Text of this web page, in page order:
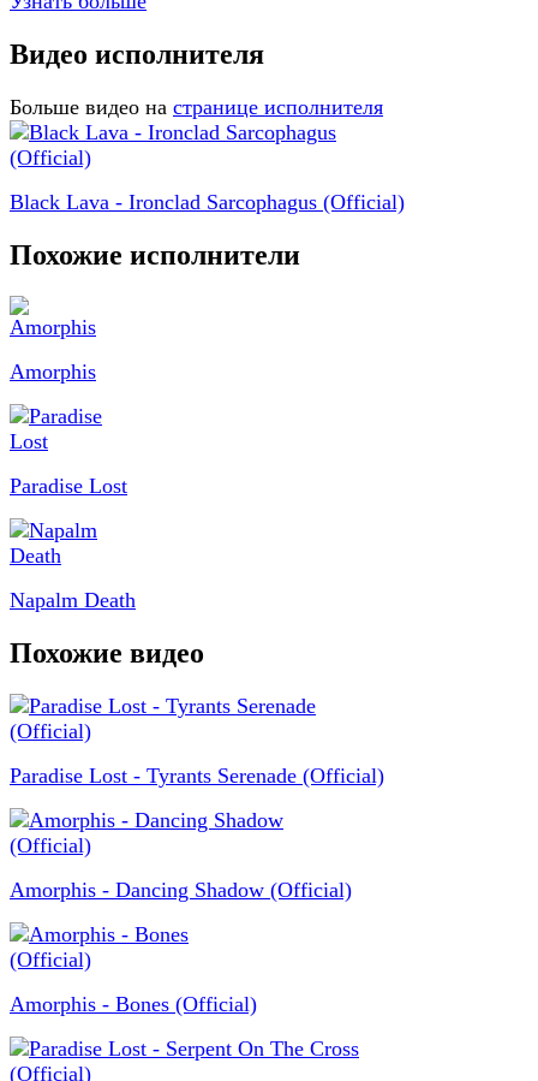
Видео исполнителя
Больше видео на странице исполнителя
Black Lava - Ironclad Sarcophagus (Official)
Похожие исполнители
Amorphis
Paradise Lost
Napalm Death
Похожие видео
Paradise Lost - Tyrants Serenade (Official)
Amorphis - Dancing Shadow (Official)
Amorphis - Bones (Official)